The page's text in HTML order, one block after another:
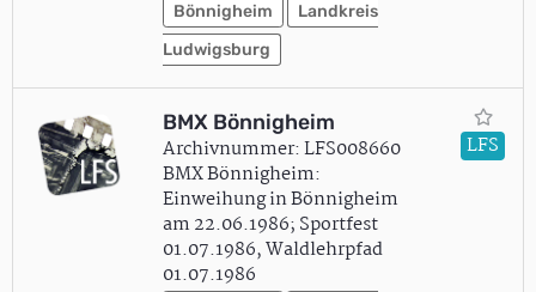
Bönnigheim
Landkreis
Ludwigsburg
BMX Bönnigheim
Archivnummer: LFS008660
BMX Bönnigheim:
Einweihung in Bönnigheim
am 22.06.1986; Sportfest
01.07.1986, Waldlehrpfad
01.07.1986
LFS